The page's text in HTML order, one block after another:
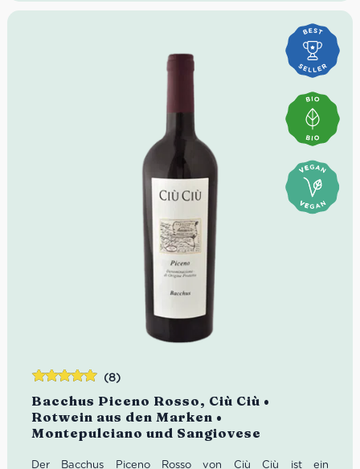
Bacchus Piceno Rosso, Ciù Ciù •
Rotwein aus den Marken •
Montepulciano und Sangiovese
(8)
Der Bacchus Piceno Rosso von Ciù Ciù ist ein
Bewertet
mit5.00von
5